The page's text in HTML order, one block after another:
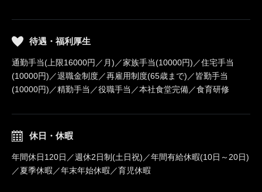
待遇・福利厚生
通勤手当(上限16000円／月)／家族手当(10000円)／住宅手当
(10000円)／退職金制度／再雇用制度(65歳まで)／皆勤手当
(10000円)／精勤手当／役職手当／本社食堂完備／食育研修
休日・休暇
年間休日120日／週休2日制(土日祝)／年間有給休暇(10日～20日)
／夏季休暇／年末年始休暇／育児休暇